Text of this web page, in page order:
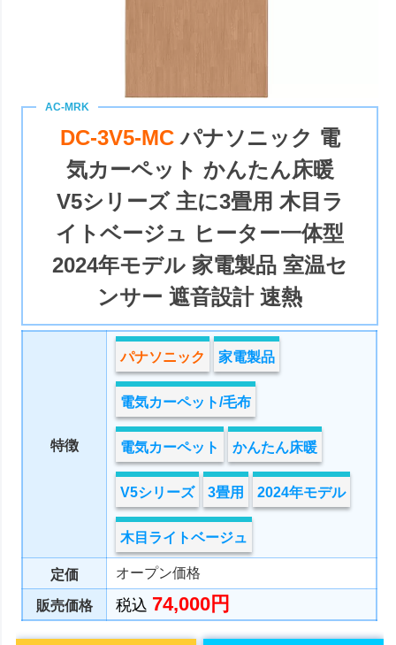
DC-3V5-MCパナソニック 電
気カーペット かんたん床暖
V5シリーズ 主に3畳用 木目ラ
イトベージュ ヒーター一体型
2024年モデル 家電製品 室温セ
ンサー 遮音設計 速熱
特徴
パナソニック 家電製品
電気カーペット/毛布
電気カーペット かんたん床暖
V5シリーズ 3畳用 2024年モデル
木目ライトベージュ
定価 オープン価格
販売価格 税込 74,000円